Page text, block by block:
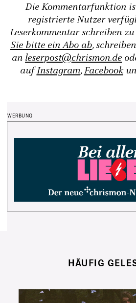
Die Kommentarfunktion
registrierte Nutzer
Leserkommentar schreiben
Sie bitte ein Abo ab,
an leserpost@chrismon.de
aufInstagram,Facebook
HÄUFIG